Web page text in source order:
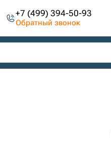
+7 (499) 394-50-93
Обратный звонок